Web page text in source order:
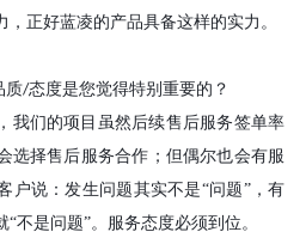
正好蓝凌的产品具备这样的实力。
质/态度是您觉得特别重要的？
我们的项目虽然后续售后服务签单率
选择售后服务合作；但偶尔也会有服
户说：发生问题其实不是“问题”，有
不是问题”。服务态度必须到位。